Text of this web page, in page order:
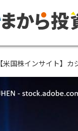
【米国株インサイト】